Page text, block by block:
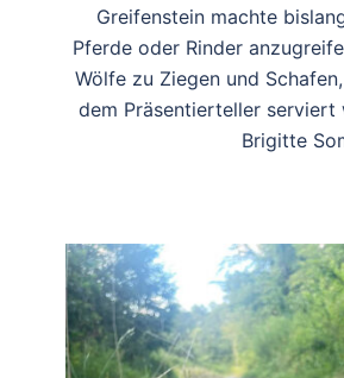
Greifenstein machte
Pferde oder Rinder
Wölfe zu Ziegen und
dem Präsentierteller serviert
Brigitte